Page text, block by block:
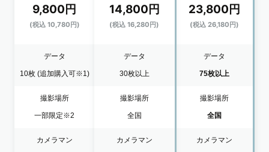
9,800円
(税込 10,780円)
データ
10枚 (追加購入可※1)
撮影場所
一部限定※2
カメラマン
14,800円
(税込 16,280円)
データ
30枚以上
撮影場所
全国
カメラマン
23,800円
(税込 26,180円)
データ
75枚以上
撮影場所
全国
カメラマン